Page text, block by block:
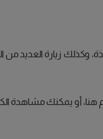
وكذلك زيارة العديد من
هنا، أو يمكنك مشاهدة